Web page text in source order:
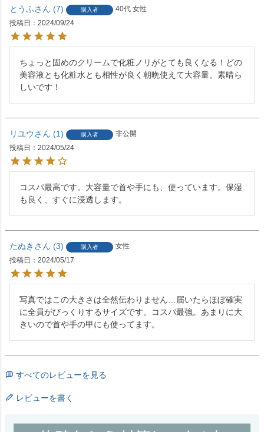
とうふ 7 購入者 40代 女性
投稿日
2024/09/24
ちょっと固めのクリームで化粧ノリがとても良くなる！どの
美容液とも化粧水とも相性が良く朝晩使えて大容量。素晴ら
しいです！
リユウ 1 購入者
非公開
投稿日
2024/05/24
コスパ最高です。大容量で首や手にも、使っています。保湿
も良く、すぐに浸透します。
たぬき 3 購入者
女性
投稿日
2024/05/17
写真ではこの大きさは全然伝わりません…届いたらほぼ確実
に全員がびっくりするサイズです。コスパ最強。あまりに大
きいので首や手の甲にも使ってます。
すべてのレビューを見る
レビューを書く